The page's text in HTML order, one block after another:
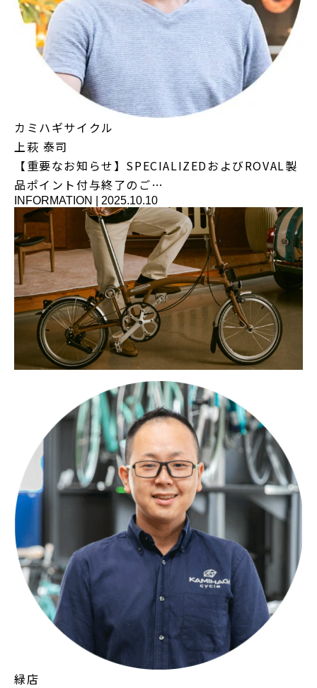
カミハギサイクル
上萩 泰司
【重要なお知らせ】SPECIALIZEDおよびROVAL製
品ポイント付与終了のご…
INFORMATION 2025.10.10
緑店